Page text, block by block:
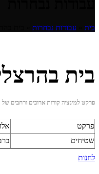
בית עבודות נבחרות
בית
פרקט למינציה קורות ארוכים ורחבים
פרקט
שטיחים
לחנות